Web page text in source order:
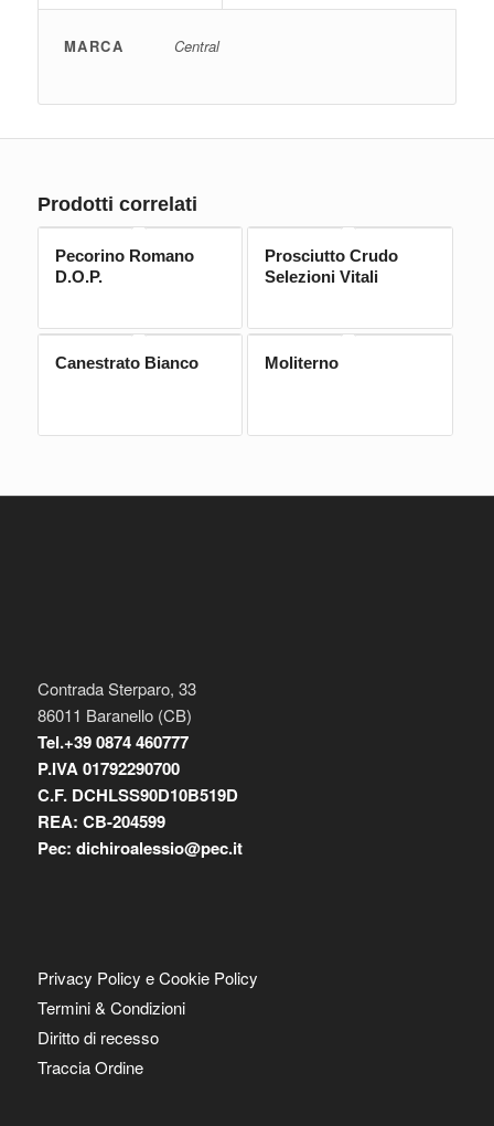
MARCA Central
Prodotti correlati
Pecorino Romano
D.O.P.
Prosciutto Crudo
Selezioni Vitali
Canestrato Bianco Moliterno
Contrada Sterparo, 33
86011 Baranello (CB)
Tel.+39 0874 460777
P.IVA01792290700
C.F. DCHLSS90D10B519D
REA: CB-204599
Pec: dichiroalessio@pec.it
Privacy Policy e Cookie Policy
Termini & Condizioni
Diritto di recesso
Traccia Ordine